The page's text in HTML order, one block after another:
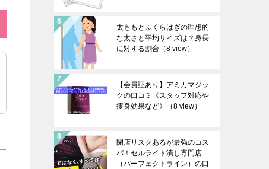
太ももとふくらはぎの理想的
な太さと平均サイズは？身長
に対する割合 （8 view）
【会員証あり】アミカマジッ
クの口コミ《スタッフ対応や
痩身効果など》
（8 view）
閉店リスクあるが最強のコス
パ！セルライト潰し専門店
（パーフェクトライン）の口